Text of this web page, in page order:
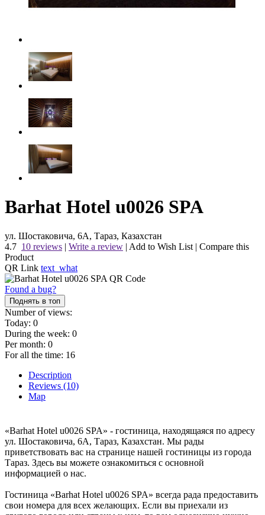
Barhat Hotel u0026 SPA
ул. Шостаковича, 6А, Тараз, Казахстан
4.7 10 reviews | Write a review | Add to Wish List | Compare this
Product
QR Link text_what
Found a bug?
Поднять в топ
Number of views:
Today: 0
During the week: 0
Per month: 0
For all the time: 16
Description
Reviews (10)
Map
«Barhat Hotel u0026 SPA» - гостиница, находящаяся по адресу
ул. Шостаковича, 6А, Тараз, Казахстан. Мы рады
приветствовать вас на странице нашей гостиницы из города
Тараз. Здесь вы можете ознакомиться с основной
информацией о нас.
Гостиница «Barhat Hotel u0026 SPA» всегда рада предоставить
свои номера для всех желающих. Если вы приехали из